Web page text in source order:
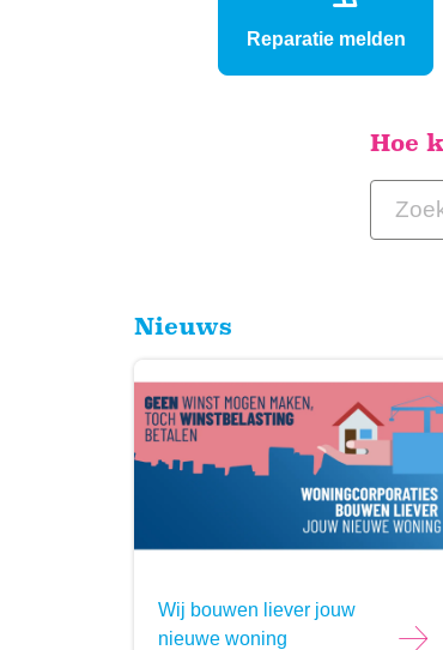
Reparatie melden
Nieuws
Wij bouwen liever jouw
nieuwe woning